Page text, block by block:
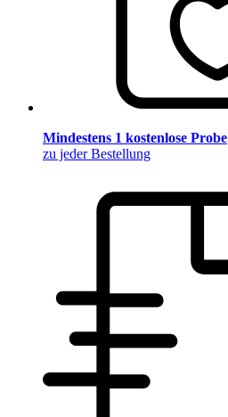
Mindestens 1 kostenlose Probe
zu jeder Bestellung